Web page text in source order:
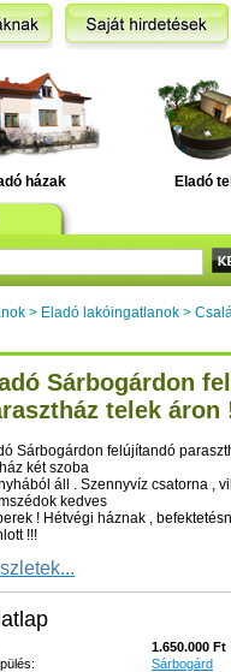
házak Eladó
> Eladó lakóingatlanok >
Sárbogárdon
telek áron
Sárbogárdon felújítandó
két szoba
áll . Szennyvíz csatorna ,
kedves
! Hétvégi háznak ,
!!!
1.650.000 Ft
Sárbogárd